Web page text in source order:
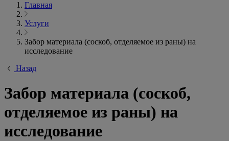
Главная
Услуги
Забор материала (соскоб, отделяемое из раны) на
исследование
Назад
Забор материала (соскоб,
отделяемое из раны) на
исследование